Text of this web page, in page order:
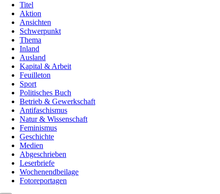
Titel
Aktion
Ansichten
Schwerpunkt
Thema
Inland
Ausland
Kapital & Arbeit
Feuilleton
Sport
Politisches Buch
Betrieb & Gewerkschaft
Antifaschismus
Natur & Wissenschaft
Feminismus
Geschichte
Medien
Abgeschrieben
Leserbriefe
Wochenendbeilage
Fotoreportagen